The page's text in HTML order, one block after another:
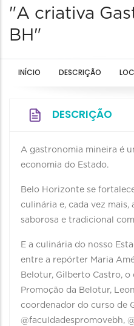
"A criativa
BH"
INÍCIO DESCRIÇÃO
DESCRIÇÃO
A gastronomia mineira é
economia do Estado.
Belo Horizonte se
culinária e, cada vez
saborosa e tradicional
E a culinária do nosso
entre a repórter Maria
Belotur, Gilberto Castro,
Promoção da Belotur,
coordenador do curso de
@faculdadespromovebh,